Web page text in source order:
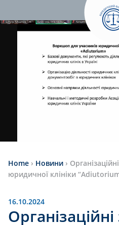
Home › Новини ›
юридичної клініки
16.10.2024